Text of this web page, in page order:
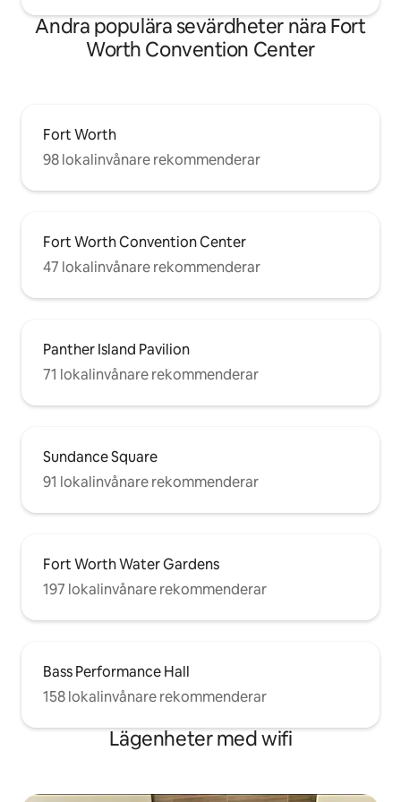
Andra populära sevärdheter nära Fort
Worth Convention Center
Fort Worth
98 lokalinvånare rekommenderar
Fort Worth Convention Center
47 lokalinvånare rekommenderar
Panther Island Pavilion
71 lokalinvånare rekommenderar
Sundance Square
91 lokalinvånare rekommenderar
Fort Worth Water Gardens
197 lokalinvånare rekommenderar
Bass Performance Hall
158 lokalinvånare rekommenderar
Lägenheter med wifi